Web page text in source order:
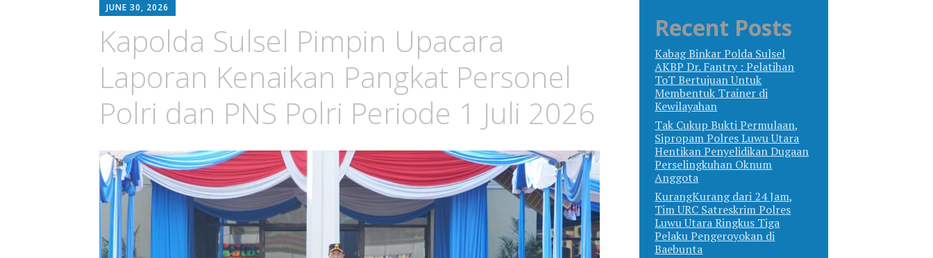
JUNE 30, 2026
Kapolda Sulsel Pimpin Upacara
Laporan Kenaikan Pangkat Personel
Polri dan PNS Polri Periode 1 Juli 2026
Recent Posts
Kabag Binkar Polda Sulsel
AKBP Dr. Fantry : Pelatihan
ToT Bertujuan Untuk
Membentuk Trainer di
Kewilayahan
Tak Cukup Bukti Permulaan,
Sipropam Polres Luwu Utara
Hentikan Penyelidikan Dugaan
Perselingkuhan Oknum
Anggota
KurangKurang dari 24 Jam,
Tim URC Satreskrim Polres
Luwu Utara Ringkus Tiga
Pelaku Pengeroyokan di
Baebunta